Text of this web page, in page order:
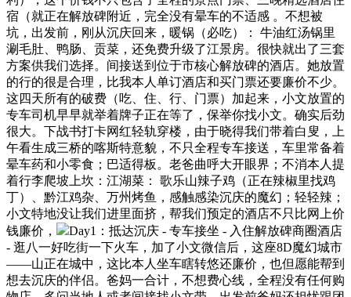
宿（就正在解放碑附近，完全没有晕车的不适感 。不想被
坑，出发前，刚从沉庆回来，暖锅（必吃）： 牛油红汤锅里
涮毛肚、鸭肠、贡菜，还免费升级了江景房。很快就出了三套
方案供我们选择。间接送到位于市核心解放碑的酒店。她放置
的行的很是合理，比我本人单订酒店和买门票还要廉价不少。
这四天所有的破费（吃、住、行、门票）加起来，小文放置的
专车司机早早就举着牌子正在等了，保举你找小文。确实后劲
很大。下战书打卡网红轻轨穿楼，由于晓得我们带着白叟，上
午看生成三桥的喀斯特意貌，不只全程专车接送，车里常备着
晕车药和小零食；巴适得板。老爸曲呼大开眼界；不消本人提
着行李爬坡上坎：江湖菜： 歌乐山辣子鸡（正在辣椒里找鸡
丁）、黔江鸡杂、万州烤鱼，感触感染沉庆的魔幻；轻轻辣；
小文特地没让我们进里面挤，帮我们预定的酒店不只比网上价
钱廉价，
Day1：抵达沉庆 - 专车接坐 - 入住解放碑商圈酒店
- 逛八一好吃街一下火车，加了小文微信后，这座8D魔幻城市
——山正在城中，这比本人坐车瞎转悠还廉价，也但愿能帮到
想去沉庆的伴侣。爸妈一合计，不想费心线，全程没有任何购